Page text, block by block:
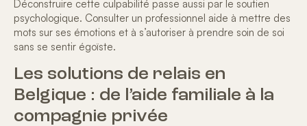
Déconstruire cette culpabilité passe aussi par le soutien
psychologique. Consulter un professionnel aide à mettre des
mots sur ses émotions et à s’autoriser à prendre soin de soi
sans se sentir égoïste.
Les solutions de relais en
Belgique : de l’aide familiale à la
compagnie privée